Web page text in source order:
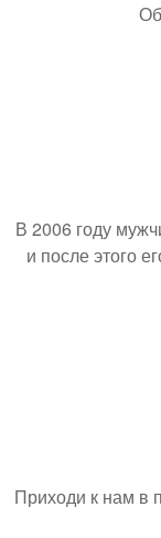
В 2006 году
и после этого
Приходи к нам в